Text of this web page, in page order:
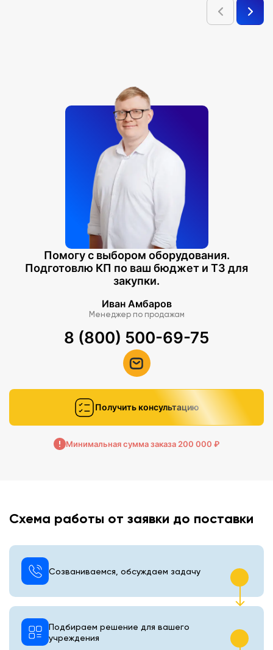
Помогу с выбором оборудования.
Подготовлю КП по ваш бюджет и ТЗ для
закупки.
Иван Амбаров
Менеджер по продажам
8 (800) 500-69-75
Получить консультацию
Минимальная сумма заказа 200 000 ₽
Схема работы от заявки до поставки
Созваниваемся, обсуждаем задачу
Подбираем решение для вашего
учреждения